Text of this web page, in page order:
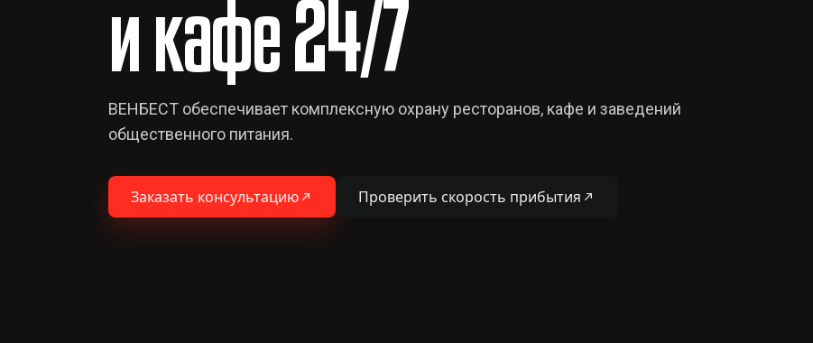
и кафе 24/7
ВЕНБЕСТ обеспечивает комплексную охрану ресторанов, кафе и заведений
общественного питания.
Заказать консультацию Проверить скорость прибытия